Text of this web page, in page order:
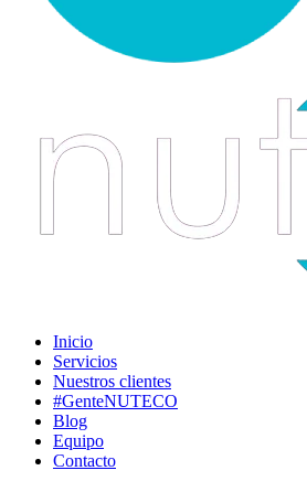
Inicio
Servicios
Nuestros clientes
#GenteNUTECO
Blog
Equipo
Contacto